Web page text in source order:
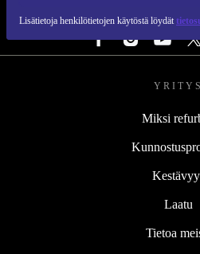
Lisätietoja henkilötietojen käytöstä löydät
YRITYS
Miksi
Laatu
Tietoa